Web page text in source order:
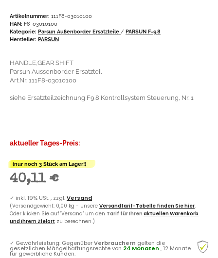
Artikelnummer: 111F8-03010100
HAN: F8-03010100
Kategorie: Parsun Außenborder Ersatzteile / PARSUN F-9.8
Hersteller: PARSUN
HANDLE,GEAR SHIFT
Parsun Aussenborder Ersatzteil
Art.Nr. 111F8-03010100
siehe Ersatzteilzeichnung F9.8 Kontrollsystem Steuerung, Nr. 1
aktueller Tages-Preis:
(nur noch 3 Stück am Lager!)
40,11 €
✓ inkl. 19% USt. , zzgl.Versand
(Versandgewicht: 0,00 kg - Unsere Versandtarif-Tabelle finden Sie hier.
Oder klicken Sie auf "Versand" um den Tarif für Ihren aktuellen Warenkorb
und Ihrem Zielort zu berechnen.)
✓ Gewährleistung: GegenüberVerbrauchern gelten die
gesetzlichen Mängelhaftungsrechte von 24 Monaten , 12 Monate
für gewerbliche Kunden.